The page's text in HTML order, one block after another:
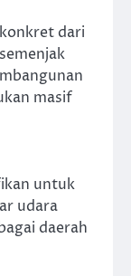
dari
masif
untuk
udara
daerah